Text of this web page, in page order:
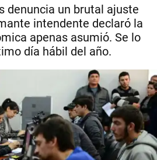
denuncia un brutal ajuste
intendente declaró la
apenas asumió. Se lo
día hábil del año.